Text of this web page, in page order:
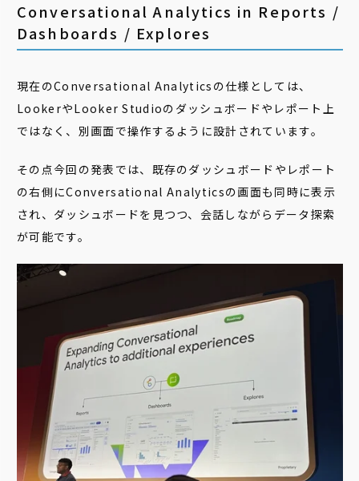
Conversational Analytics in Reports /
Dashboards / Explores
現在のConversational Analyticsの仕様としては、
LookerやLooker Studioのダッシュボードやレポート上
ではなく、別画面で操作するように設計されています。
その点今回の発表では、既存のダッシュボードやレポート
の右側にConversational Analyticsの画面も同時に表示
され、ダッシュボードを見つつ、会話しながらデータ探索
が可能です。